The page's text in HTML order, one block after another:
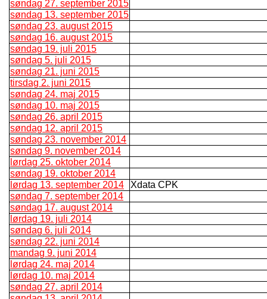
søndag 27. september 2015
søndag 13. september 2015
søndag 23. august 2015
søndag 16. august 2015
søndag 19. juli 2015
søndag 5. juli 2015
søndag 21. juni 2015
tirsdag 2. juni 2015
søndag 24. maj 2015
søndag 10. maj 2015
søndag 26. april 2015
søndag 12. april 2015
søndag 23. november 2014
søndag 9. november 2014
lørdag 25. oktober 2014
søndag 19. oktober 2014
lørdag 13. september 2014
Xdata CPK
søndag 7. september 2014
søndag 17. august 2014
lørdag 19. juli 2014
søndag 6. juli 2014
søndag 22. juni 2014
mandag 9. juni 2014
lørdag 24. maj 2014
lørdag 10. maj 2014
søndag 27. april 2014